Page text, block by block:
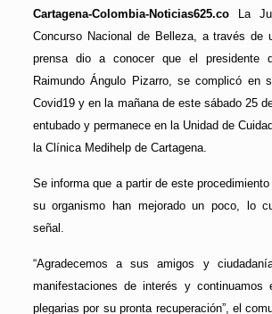
Cartagena-Colombia-Noticias625.co La
Concurso Nacional de Belleza, a través de
prensa dio a conocer que el presidente
Raimundo Ángulo Pizarro, se complicó en
Covid19 y en la mañana de este sábado 25
entubado y permanece en la Unidad de
la Clínica Medihelp de Cartagena.
Se informa que a partir de este
su organismo han mejorado un poco, lo
señal.
“Agradecemos a sus amigos y
manifestaciones de interés y continuamos
plegarias por su pronta recuperación”, el